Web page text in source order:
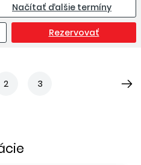
Načítať ďalšie termíny
Rezervovať
2 3